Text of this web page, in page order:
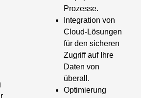
Prozesse.
Integration von
Cloud-Lösungen
für den sicheren
Zugriff auf Ihre
Daten von
überall.
Optimierung